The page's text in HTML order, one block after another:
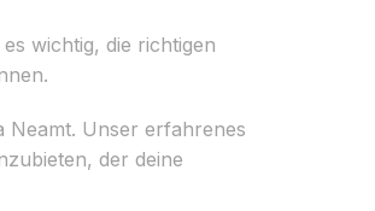
wichtig, die richtigen
Neamt. Unser erfahrenes
der deine